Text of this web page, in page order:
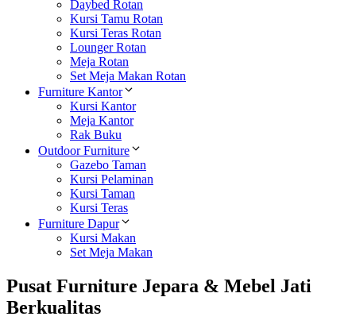
Daybed Rotan
Kursi Tamu Rotan
Kursi Teras Rotan
Lounger Rotan
Meja Rotan
Set Meja Makan Rotan
Furniture Kantor
Kursi Kantor
Meja Kantor
Rak Buku
Outdoor Furniture
Gazebo Taman
Kursi Pelaminan
Kursi Taman
Kursi Teras
Furniture Dapur
Kursi Makan
Set Meja Makan
Pusat Furniture Jepara & Mebel Jati
Berkualitas